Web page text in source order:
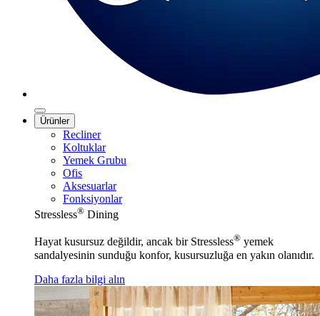
Ürünler
Recliner
Koltuklar
Yemek Grubu
Ofis
Aksesuarlar
Fonksiyonlar
Stressless® Dining
Hayat kusursuz değildir, ancak bir Stressless® yemek
sandalyesinin sunduğu konfor, kusursuzluğa en yakın olanıdır.
Daha fazla bilgi alın